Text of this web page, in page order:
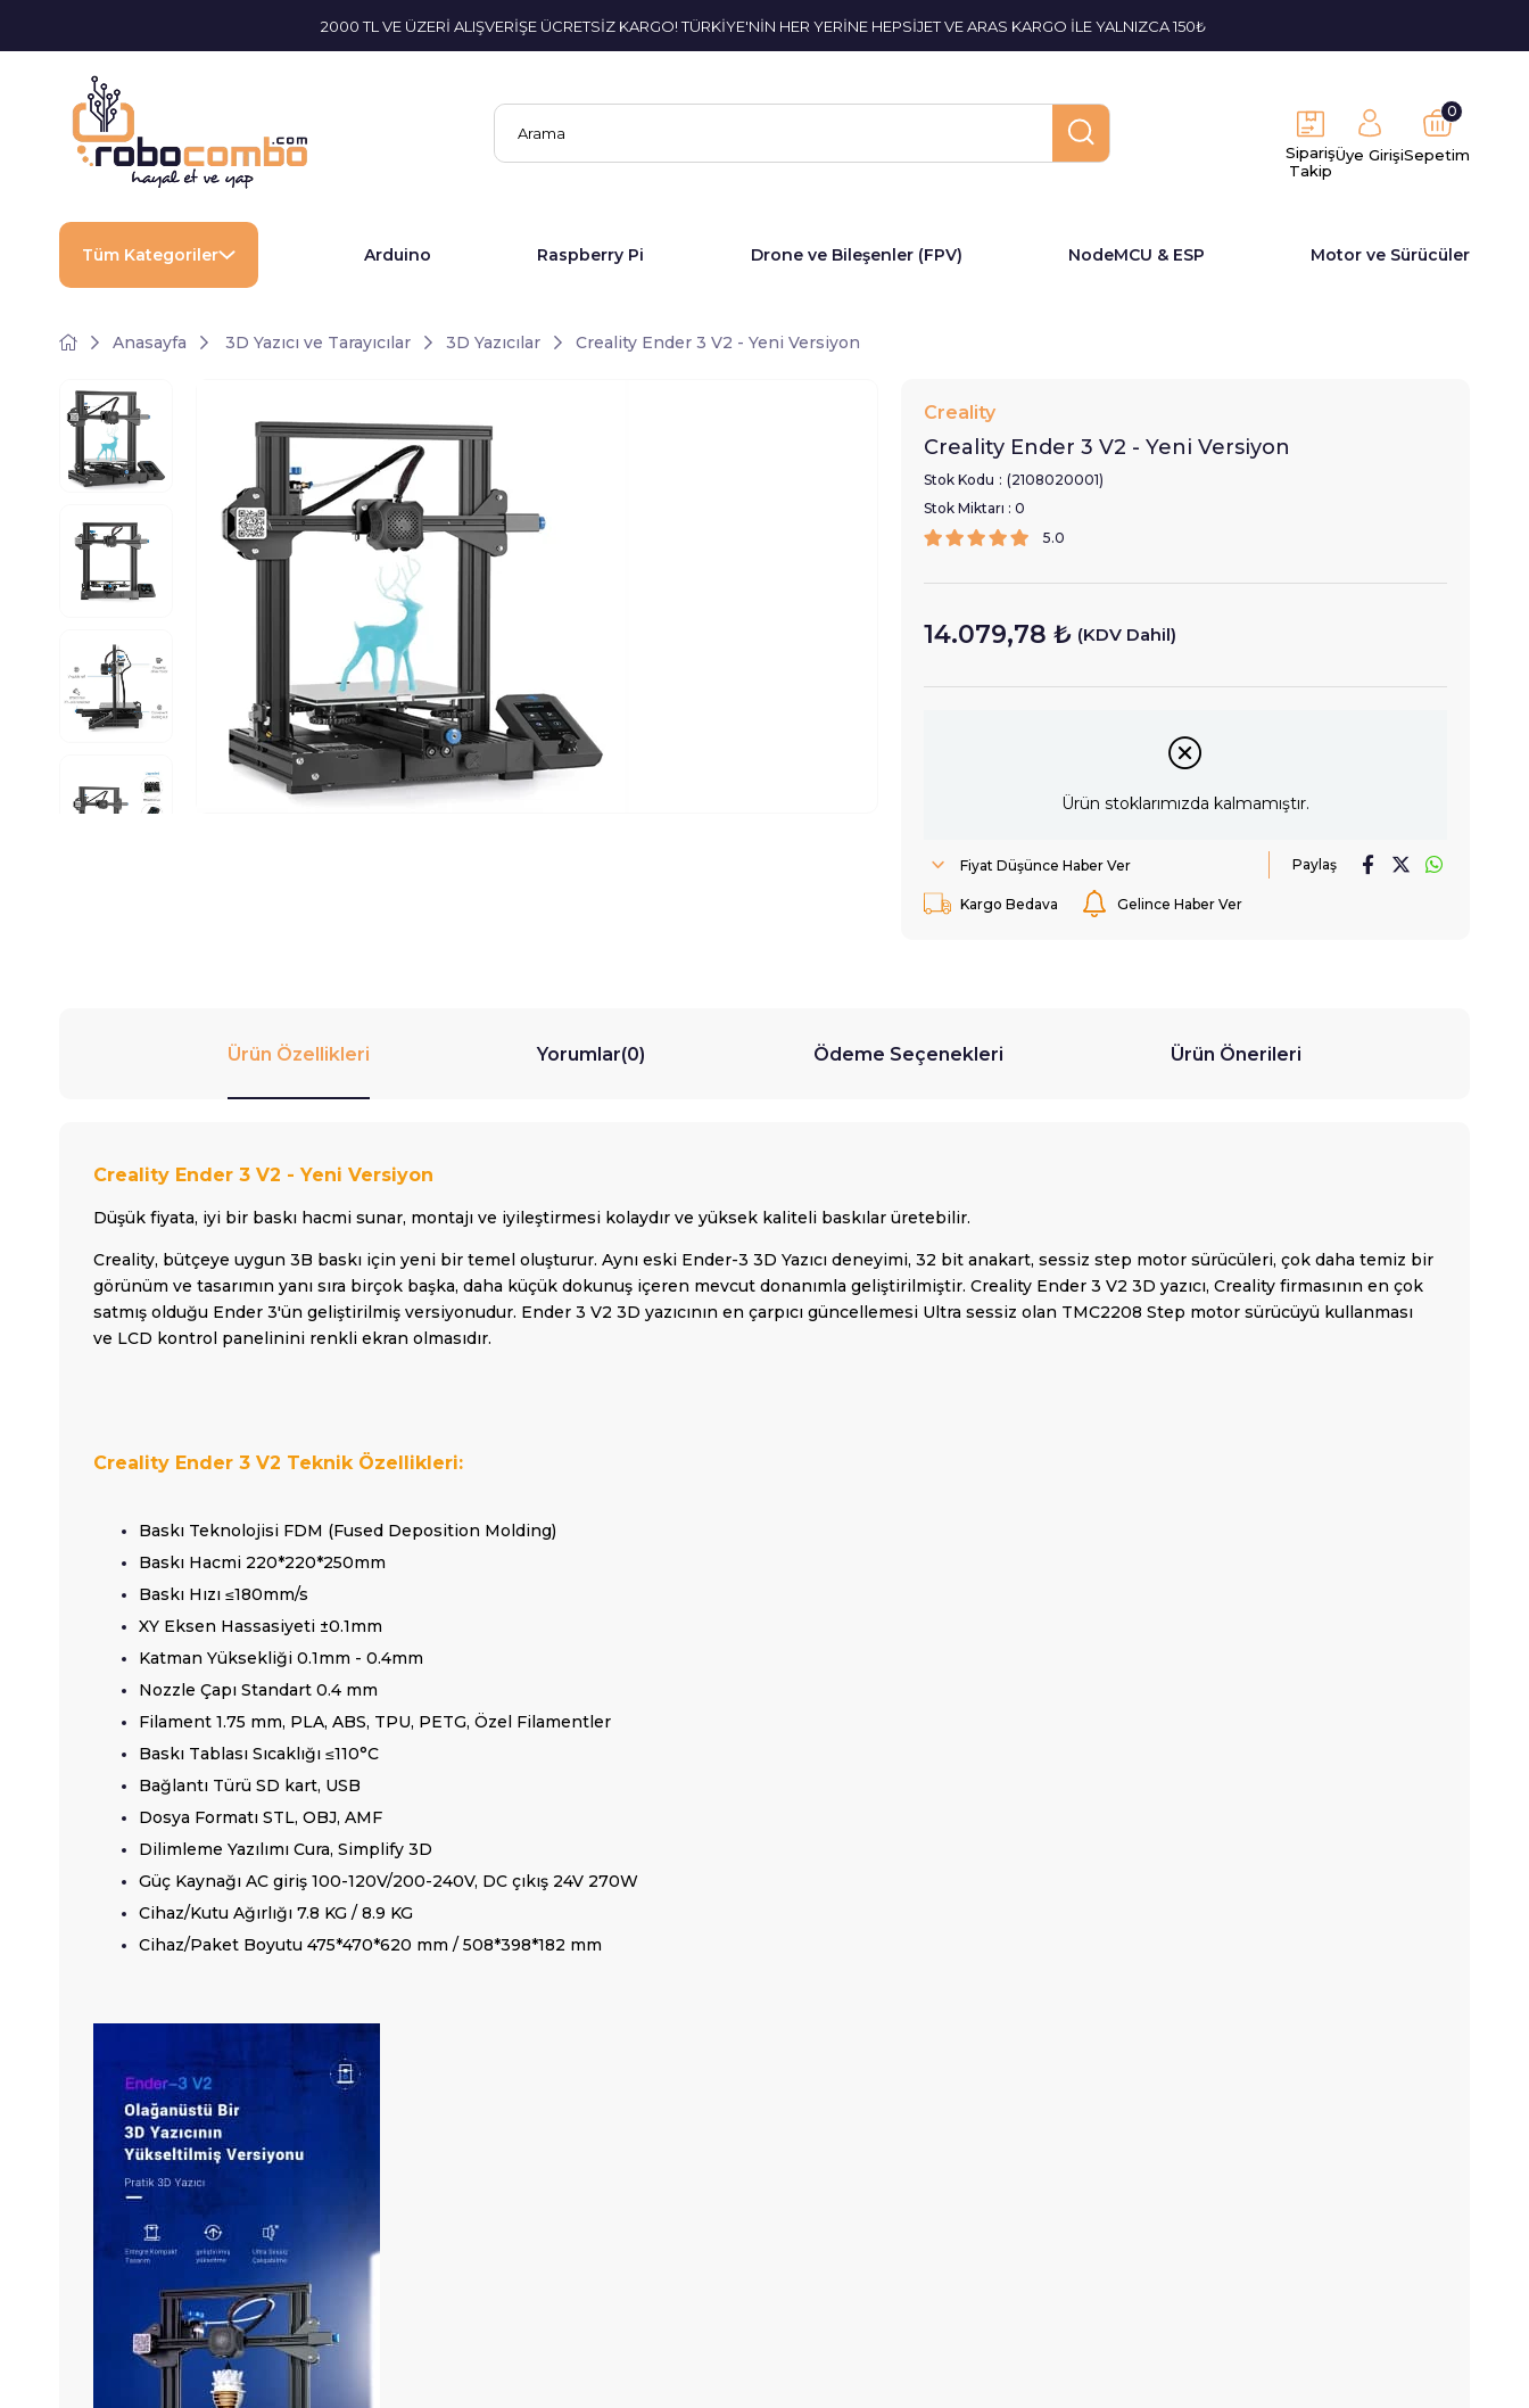
2000 TL VE ÜZERİ ALIŞVERİŞE ÜCRETSİZ KARGO! TÜRKİYE'NİN HER YERİNE HEPSİJET VE ARAS KARGO İLE YALNIZCA 150₺
Sipariş
Takip
Üye GirişiSepetim
0
Tüm Kategoriler Arduino Raspberry Pi Drone ve Bileşenler (FPV) NodeMCU & ESP Motor ve Sürücüler
Anasayfa 3D Yazıcı ve Tarayıcılar 3D Yazıcılar Creality Ender 3 V2 - Yeni Versiyon
Creality
Creality Ender 3 V2 - Yeni Versiyon
Stok Kodu
(2108020001)
Stok Miktarı : 0
5.0
14.079,78 ₺ (KDV Dahil)
Ürün stoklarımızda kalmamıştır.
Fiyat Düşünce Haber Ver
Kargo Bedava Gelince Haber Ver
Paylaş
Ürün Özellikleri Yorumlar(0) Ödeme Seçenekleri Ürün Önerileri
Creality Ender 3 V2 - Yeni Versiyon
Düşük fiyata, iyi bir baskı hacmi sunar, montajı ve iyileştirmesi kolaydır ve yüksek kaliteli baskılar üretebilir.
Creality, bütçeye uygun 3B baskı için yeni bir temel oluşturur. Aynı eski Ender-3 3D Yazıcı deneyimi, 32 bit anakart, sessiz step motor sürücüleri, çok daha temiz bir
görünüm ve tasarımın yanı sıra birçok başka, daha küçük dokunuş içeren mevcut donanımla geliştirilmiştir. Creality Ender 3 V2 3D yazıcı, Creality firmasının en çok
satmış olduğu Ender 3'ün geliştirilmiş versiyonudur. Ender 3 V2 3D yazıcının en çarpıcı güncellemesi Ultra sessiz olan TMC2208 Step motor sürücüyü kullanması
ve LCD kontrol panelinini renkli ekran olmasıdır.
Creality Ender 3 V2 Teknik Özellikleri:
Baskı Teknolojisi FDM (Fused Deposition Molding)
Baskı Hacmi 220*220*250mm
Baskı Hızı ≤180mm/s
XY Eksen Hassasiyeti ±0.1mm
Katman Yüksekliği 0.1mm - 0.4mm
Nozzle Çapı Standart 0.4 mm
Filament 1.75 mm, PLA, ABS, TPU, PETG, Özel Filamentler
Baskı Tablası Sıcaklığı ≤110°C
Bağlantı Türü SD kart, USB
Dosya Formatı STL, OBJ, AMF
Dilimleme Yazılımı Cura, Simplify 3D
Güç Kaynağı AC giriş 100-120V/200-240V, DC çıkış 24V 270W
Cihaz/Kutu Ağırlığı 7.8 KG / 8.9 KG
Cihaz/Paket Boyutu 475*470*620 mm / 508*398*182 mm